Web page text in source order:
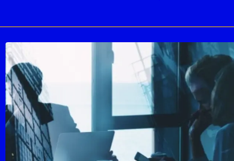
que les entreprises peuvent
consulter, organiser et exporter les
données en temps réel. Conforme à
la